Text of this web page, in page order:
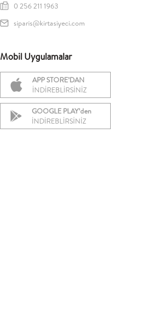
0 256 211 1963
siparis@kirtasiyeci.com
Mobil Uygulamalar
APP STORE’DAN
İNDİREBLİRSİNİZ
GOOGLE PLAY’den
İNDİREBLİRSİNİZ